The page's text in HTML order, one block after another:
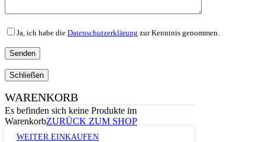
Ja, ich habe die Datenschutzerklärung zur Kenntnis genommen.
Schließen
WARENKORB
Es befinden sich keine Produkte im
WarenkorbZURÜCK ZUM SHOP
WEITER EINKAUFEN